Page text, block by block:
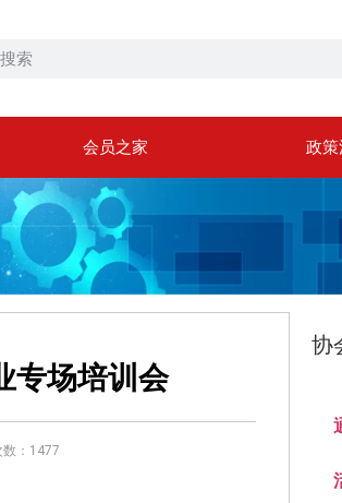
会员之家 政
专场培训会
数：1477
协